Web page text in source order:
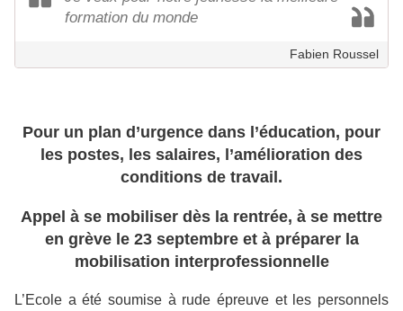
formation du monde
Fabien Roussel
Pour un plan d’urgence dans l’éducation, pour
les postes, les salaires, l’amélioration des
conditions de travail.
Appel à se mobiliser dès la rentrée, à se mettre
en grève le 23 septembre et à préparer la
mobilisation interprofessionnelle
L’Ecole a été soumise à rude épreuve et les personnels